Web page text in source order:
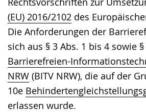
(EU) 2016/2102 des
Die Anforderungen der
sich aus § 3 Abs. 1 bis 4 sowie
Barrierefreien-
NRW (BITV NRW), die auf der
10e
erlassen wurde.